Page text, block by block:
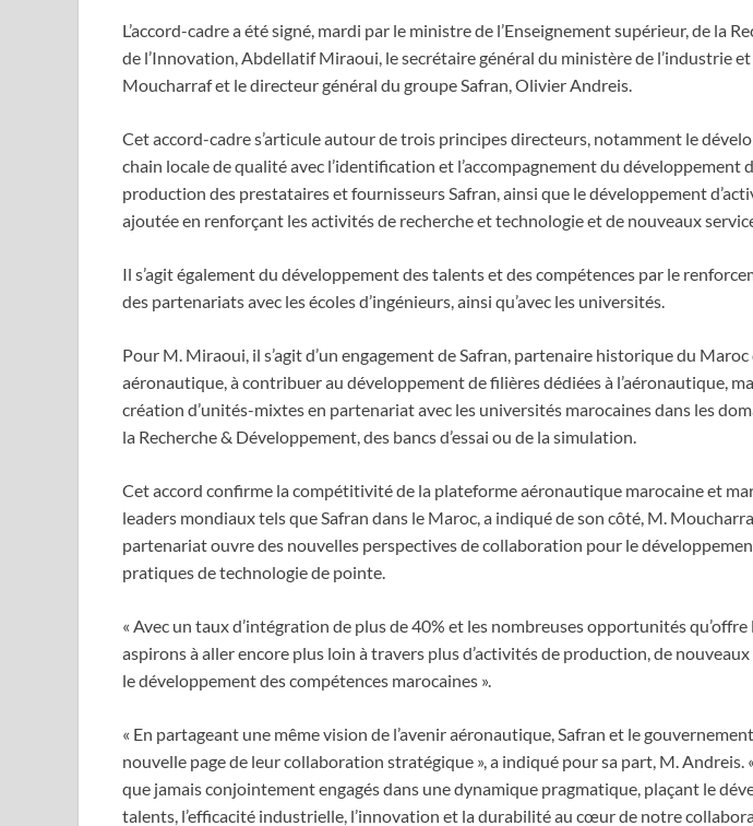
L’accord-cadre a été signé, mardi par le ministre de l’Enseignement supérieur, de la
de l’Innovation, Abdellatif Miraoui, le secrétaire général du ministère de l’industrie
Moucharraf et le directeur général du groupe Safran, Olivier Andreis.
Cet accord-cadre s’articule autour de trois principes directeurs, notamment le
chain locale de qualité avec l’identification et l’accompagnement du développement
production des prestataires et fournisseurs Safran, ainsi que le développement
ajoutée en renforçant les activités de recherche et technologie et de nouveaux
Il s’agit également du développement des talents et des compétences par le
des partenariats avec les écoles d’ingénieurs, ainsi qu’avec les universités.
Pour M. Miraoui, il s’agit d’un engagement de Safran, partenaire historique du
aéronautique, à contribuer au développement de filières dédiées à l’aéronautique,
création d’unités-mixtes en partenariat avec les universités marocaines dans les
la Recherche & Développement, des bancs d’essai ou de la simulation.
Cet accord confirme la compétitivité de la plateforme aéronautique marocaine et
leaders mondiaux tels que Safran dans le Maroc, a indiqué de son côté, M.
partenariat ouvre des nouvelles perspectives de collaboration pour le
pratiques de technologie de pointe.
« Avec un taux d’intégration de plus de 40% et les nombreuses opportunités qu’offre
aspirons à aller encore plus loin à travers plus d’activités de production, de nouveaux
le développement des compétences marocaines ».
« En partageant une même vision de l’avenir aéronautique, Safran et le
nouvelle page de leur collaboration stratégique », a indiqué pour sa part, M. Andreis.
que jamais conjointement engagés dans une dynamique pragmatique, plaçant le
talents, l’efficacité industrielle, l’innovation et la durabilité au cœur de notre